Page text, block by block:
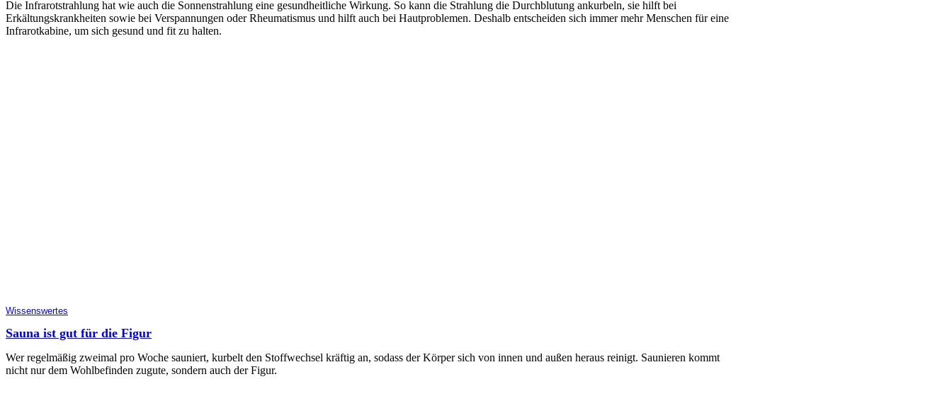
Die Infrarotstrahlung hat wie auch die Sonnenstrahlung eine gesundheitliche Wirkung. So kann die Strahlung die Durchblutung ankurbeln, sie hilft bei
Erkältungskrankheiten sowie bei Verspannungen oder Rheumatismus und hilft auch bei Hautproblemen. Deshalb entscheiden sich immer mehr Menschen für eine
Infrarotkabine, um sich gesund und fit zu halten.
Wissenswertes
Sauna ist gut für die Figur
Wer regelmäßig zweimal pro Woche sauniert, kurbelt den Stoffwechsel kräftig an, sodass der Körper sich von innen und außen heraus reinigt. Saunieren kommt
nicht nur dem Wohlbefinden zugute, sondern auch der Figur.